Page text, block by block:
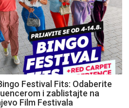
Festival Fits: Odaberite
i zablistajte na
Film Festivala